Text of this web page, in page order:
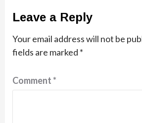
Leave a Reply
Your email address will not be
fields are marked *
Comment*